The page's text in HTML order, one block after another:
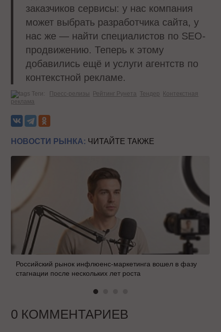
заказчиков сервисы: у нас компания
может выбрать разработчика сайта, у
нас же — найти специалистов по SEO-
продвижению. Теперь к этому
добавились ещё и услуги агентств по
контекстной рекламе.
Теги: Пресс-релизы Рейтинг Рунета Тендер
Контекстная
реклама
НОВОСТИ РЫНКА: ЧИТАЙТЕ ТАКЖЕ
Российский рынок инфлюенс-маркетинга вошел в фазу
стагнации после нескольких лет роста
0 КОММЕНТАРИЕВ